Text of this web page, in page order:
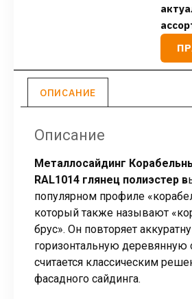
ОПИСАНИЕ
Описание
Металлосайдинг
RAL1014 глянец полиэстер в
популярном профиле
который также называют
брус». Он повторяет
горизонтальную
считается классическим
фасадного сайдинга.